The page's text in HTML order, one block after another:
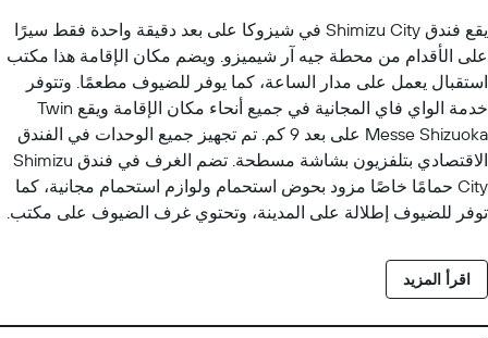
يقع فندق Shimizu City في شيزوكا على بعد دقيقة واحدة فقط سيرًا
على الأقدام من محطة جيه آر شيميزو. ويضم مكان الإقامة هذا مكتب
استقبال يعمل على مدار الساعة، كما يوفر للضيوف مطعمًا. وتتوفر
خدمة الواي فاي المجانية في جميع أنحاء مكان الإقامة ويقع Twin
Messe Shizuoka على بعد 9 كم. تم تجهيز جميع الوحدات في الفندق
الاقتصادي بتلفزيون بشاشة مسطحة. تضم الغرف في فندق Shimizu
City حمامًا خاصًا مزود بحوض استحمام ولوازم استحمام مجانية، كما
توفر للضيوف إطلالة على المدينة، وتحتوي غرف الضيوف على مكتب.
Matsubara، وهو شاطئ خلاب تصطف على جانبيه أشجار الصنوبر تم
اقرأ المزيد